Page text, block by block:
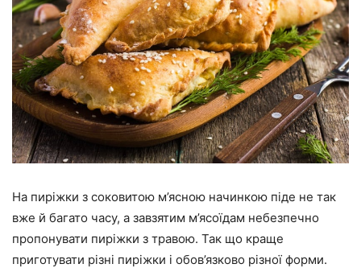
На пиріжки з соковитою м’ясною начинкою піде не так
вже й багато часу, а завзятим м’ясоїдам небезпечно
пропонувати пиріжки з травою. Так що краще
приготувати різні пиріжки і обов’язково різної форми.